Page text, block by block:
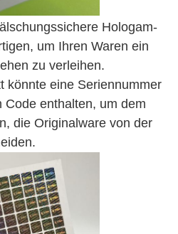
Hologam-
um Ihren Waren ein
zu verleihen.
könnte eine Seriennummer
enthalten, um dem
die Originalware von der